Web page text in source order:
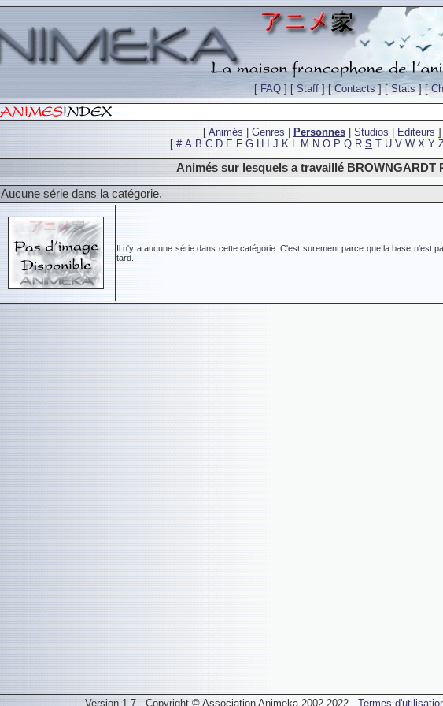
[FAQ ] [Staff ] [Contacts] [Stats] [
[ Animés Genres Personnes| Studios Editeurs ]
[ # A B C D E F G H J K L M N O P Q R S T U V W X Y
Animés sur lesquels a travaillé BROWNGARDT
Aucune série dans la catégorie.
Il n'y a aucune série dans cette catégorie. C'est surement parce que la base n'est
tard.
Version 1.7 - Copyright © Association Animeka 2002-2022 - Termes